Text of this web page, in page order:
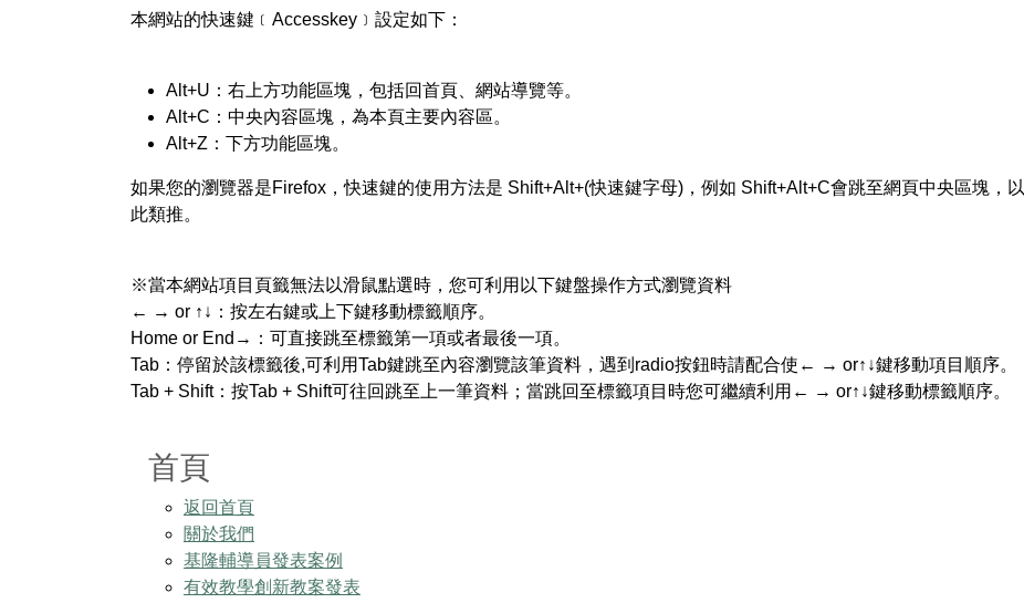
本網站的快速鍵﹝Accesskey﹞設定如下：
Alt+U：右上方功能區塊，包括回首頁、網站導覽等。
Alt+C：中央內容區塊，為本頁主要內容區。
Alt+Z：下方功能區塊。
如果您的瀏覽器是Firefox，快速鍵的使用方法是 Shift+Alt+(快速鍵字母)，例如 Shift+Alt+C會跳至網頁中央區塊，以
此類推。
※當本網站項目頁籤無法以滑鼠點選時，您可利用以下鍵盤操作方式瀏覽資料
← → or ↑↓：按左右鍵或上下鍵移動標籤順序。
Home or End→：可直接跳至標籤第一項或者最後一項。
Tab：停留於該標籤後,可利用Tab鍵跳至內容瀏覽該筆資料，遇到radio按鈕時請配合使← → or↑↓鍵移動項目順序。
Tab + Shift：按Tab + Shift可往回跳至上一筆資料；當跳回至標籤項目時您可繼續利用← → or↑↓鍵移動標籤順序。
首頁
返回首頁
關於我們
基隆輔導員發表案例
有效教學創新教案發表